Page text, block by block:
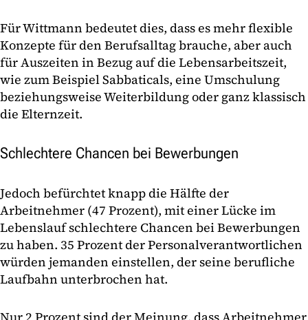
Für Wittmann bedeutet dies, dass es mehr flexible
Konzepte für den Berufsalltag brauche, aber auch
für Auszeiten in Bezug auf die Lebensarbeitszeit,
wie zum Beispiel Sabbaticals, eine Umschulung
beziehungsweise Weiterbildung oder ganz klassisch
die Elternzeit.
Schlechtere Chancen bei Bewerbungen
Jedoch befürchtet knapp die Hälfte der
Arbeitnehmer (47 Prozent), mit einer Lücke im
Lebenslauf schlechtere Chancen bei Bewerbungen
zu haben. 35 Prozent der Personalverantwortlichen
würden jemanden einstellen, der seine berufliche
Laufbahn unterbrochen hat.